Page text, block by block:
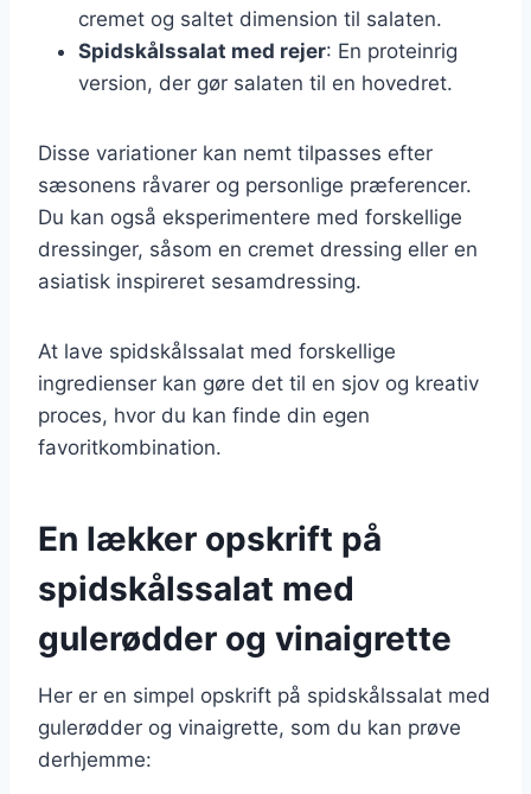
cremet og saltet dimension til salaten.
Spidskålssalat med rejer: En proteinrig
version, der gør salaten til en hovedret.
Disse variationer kan nemt tilpasses efter
sæsonens råvarer og personlige præferencer.
Du kan også eksperimentere med forskellige
dressinger, såsom en cremet dressing eller en
asiatisk inspireret sesamdressing.
At lave spidskålssalat med forskellige
ingredienser kan gøre det til en sjov og kreativ
proces, hvor du kan finde din egen
favoritkombination.
En lækker opskrift på
spidskålssalat med
gulerødder og vinaigrette
Her er en simpel opskrift på spidskålssalat med
gulerødder og vinaigrette, som du kan prøve
derhjemme: